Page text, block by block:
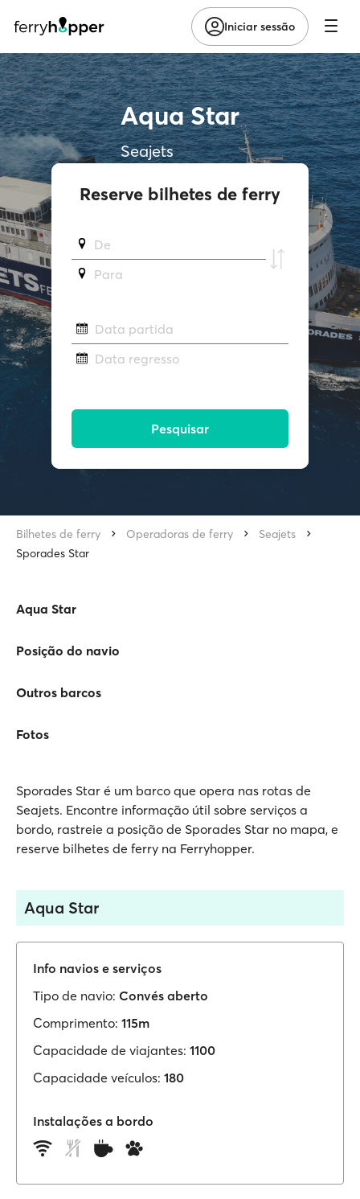
Iniciar sessão
Aqua Star
Seajets
Reserve bilhetes de ferry
De
Para
Data partida
Data regresso
Pesquisar
Bilhetes de ferry Operadoras de ferry
Seajets
Sporades Star
Aqua Star
Posição do navio
Outros barcos
Fotos
Sporades Star é um barco que opera nas rotas de
Seajets. Encontre informação útil sobre serviços a
bordo, rastreie a posição de Sporades Star no mapa, e
reserve bilhetes de ferry na Ferryhopper.
Aqua Star
Info navios e serviços
Tipo de navio: Convés aberto
Comprimento: 115m
Capacidade de viajantes: 1100
Capacidade veículos: 180
Instalações a bordo